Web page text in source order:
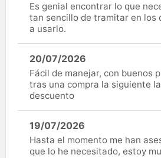
Es genial encontrar lo que
tan sencillo de tramitar en los
a usarlo.
20/07/2026
Fácil de manejar, con buenos
tras una compra la siguiente
descuento
19/07/2026
Hasta el momento me han
que lo he necesitado, estoy